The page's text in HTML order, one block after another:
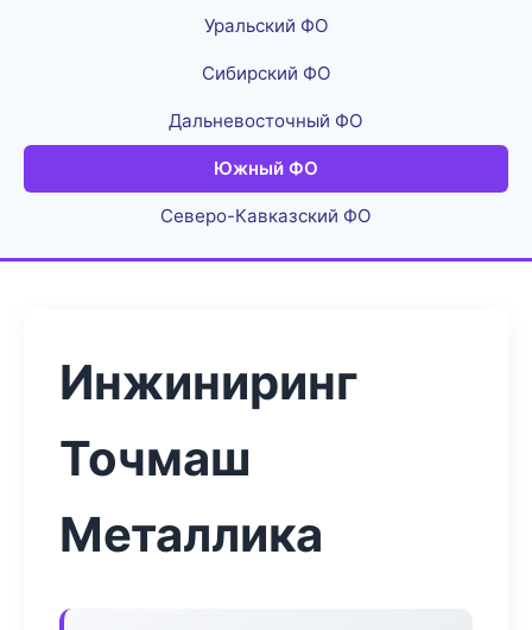
Уральский ФО
Сибирский ФО
Дальневосточный ФО
Южный ФО
Северо-Кавказский ФО
Инжиниринг
Точмаш
Металлика